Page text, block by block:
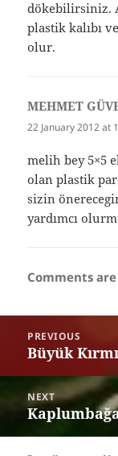
dökebilirsiniz.
plastik kalıbı
olur.
MEHMET
22 January 2012 at
melih bey 5×5
olan plastik
sizin
yardımcı
Comments
navigation
PREVIOUS
Previous
Büyük
NEXT
Next
post: